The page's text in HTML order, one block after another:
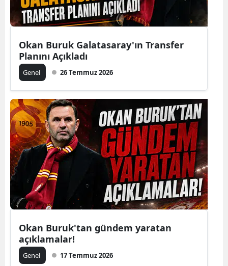
Okan Buruk Galatasaray'ın Transfer
Planını Açıkladı
Genel 26 Temmuz 2026
Okan Buruk'tan gündem yaratan
açıklamalar!
Genel 17 Temmuz 2026